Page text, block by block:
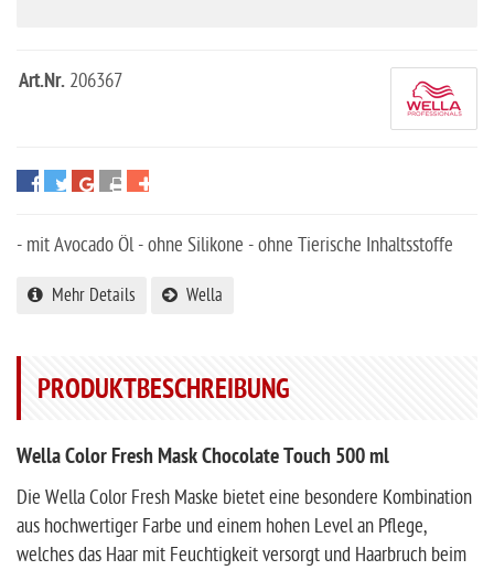
Art.Nr. 206367
- mit Avocado Öl - ohne Silikone - ohne Tierische Inhaltsstoffe
Mehr Details Wella
PRODUKTBESCHREIBUNG
Wella Color Fresh Mask Chocolate Touch 500 ml
Die Wella Color Fresh Maske bietet eine besondere Kombination
aus hochwertiger Farbe und einem hohen Level an Pflege,
welches das Haar mit Feuchtigkeit versorgt und Haarbruch beim